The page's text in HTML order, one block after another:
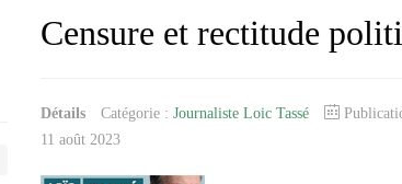
Censure et rectitude
Détails Catégorie : Journaliste Loic Tassé
11 août 2023